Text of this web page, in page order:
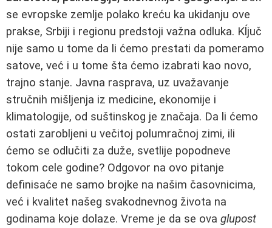
se evropske zemlje polako kreću ka ukidanju ove
prakse, Srbiji i regionu predstoji važna odluka. Kĺjuč
nije samo u tome da li ćemo prestati da pomeramo
satove, već i u tome šta ćemo izabrati kao novo,
trajno stanje. Javna rasprava, uz uvažavanje
stručnih mišljenja iz medicine, ekonomije i
klimatologije, od suštinskog je značaja. Da li ćemo
ostati zarobljeni u večitoj polumračnoj zimi, ili
ćemo se odlučiti za duže, svetlije popodneve
tokom cele godine? Odgovor na ovo pitanje
definisaće ne samo brojke na našim časovnicima,
već i kvalitet našeg svakodnevnog života na
godinama koje dolaze. Vreme je da se ova glupost